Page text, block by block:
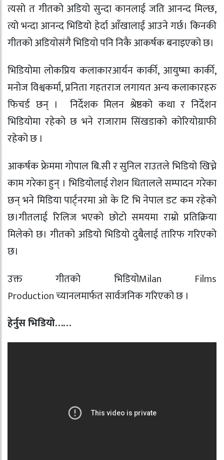
त्यसो त गीतको अडियो सुन्दा कानलाई जति आनन्द मिल्छ,
त्यो भन्दा आनन्द भिडियो हेर्दा आँखालाई आउने गर्छ। किनकी
गीतको अडियोसंगै भिडियो पनि निकै आकर्षक बनाइएको छ।
भिडियोमा लोकप्रिय कलाकारआर्यन कार्की, आयुष्मा कार्की,
मनोज विश्वकर्मा, प्रनिता गहतराज लगायत अन्य कलाकारहरु
फिचर्ड छन् । निर्देशक मिलन श्रेष्ठको कथा र निर्देशन
भिडियोमा रहेको छ भने राजाराम सिंखडाको कोरियोग्राफी
रहेको छ ।
आकर्षक फ्रेममा गोपाल बि.सी र सुनिल राउतले भिडियो खिच्ने
काम गरेका हुन् । भिडियोलाई रोशन धितालले सम्पादन गरेका
छन् भने मिडिया पार्ट्नरमा ओ के टि भि नेपाल डट कम रहेको
छ।गीतलाई रिलिज भएको छोटो समयमा राम्रो प्रतिक्रिया
मिलेको छ। गीतको अडियो भिडियो दुबैलाई तारिफ गरिएको
छ।
उक्त गीतको भिडियोMilan Films
Productionच्यानलमार्फत सार्वजनिक गरिएको छ ।
हेर्नुस भिडियो……